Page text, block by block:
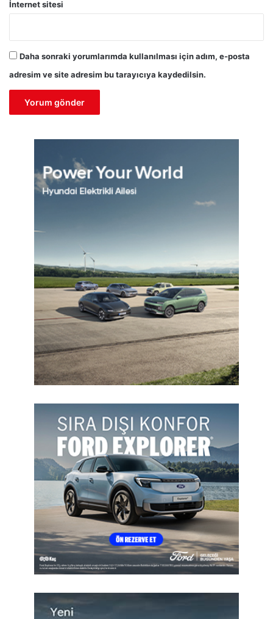
İnternet sitesi
Daha sonraki yorumlarımda kullanılması için adım, e-posta
adresim ve site adresim bu tarayıcıya kaydedilsin.